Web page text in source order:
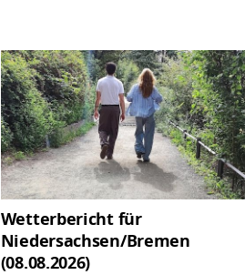
Wetterbericht für
Niedersachsen/Bremen
(08.08.2026)